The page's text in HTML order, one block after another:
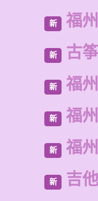
新 福
新 古
新 福
新 福
新 福
新 吉